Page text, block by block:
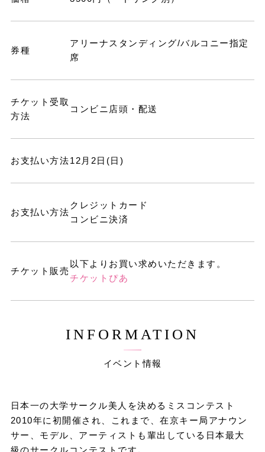
券種
アリーナスタンディング/バルコニー指定
席
チケット受取
方法
コンビニ店頭・配送
お支払い方法12月2日(日)
お支払い方法
クレジットカード
コンビニ決済
チケット販売
以下よりお買い求めいただきます。
チケットぴあ
INFORMATION
イベント情報
日本一の大学サークル美人を決めるミスコンテスト
2010年に初開催され、これまで、在京キー局アナウン
サー、モデル、アーティストも輩出している日本最大
級のサークルコンテストです。